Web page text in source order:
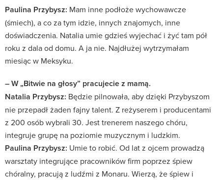
Paulina Przybysz: Mam inne podłoże wychowawcze
(śmiech), a co za tym idzie, innych znajomych, inne
doświadczenia. Natalia umie gdzieś wyjechać i żyć tam pół
roku z dala od domu. A ja nie. Najdłużej wytrzymałam
miesiąc w Meksyku.
– W „Bitwie na głosy” pracujecie z mamą.
Natalia Przybysz: Będzie pilnowała, aby dzięki Przybyszom
nie przepadł żaden fajny talent. Z reżyserem i producentami
z 200 osób wybrali 30. Jest trenerem naszego chóru,
integruje grupę na poziomie muzycznym i ludzkim.
Paulina Przybysz: Umie to robić. Od lat z ojcem prowadzą
warsztaty integrujące pracowników firm poprzez śpiew
chóralny, pracują z ludźmi z Monaru. Wierzą, że śpiew i